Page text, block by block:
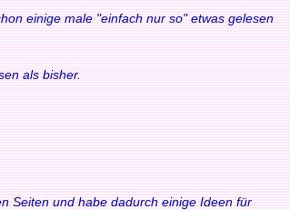
einige male "einfach nur so" etwas gelesen
als bisher.
Seiten und habe dadurch einige Ideen für